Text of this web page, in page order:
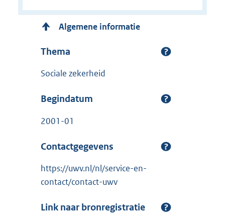
Algemene informatie
Thema
Sociale zekerheid
Begindatum
2001-01
Contactgegevens
https://uwv.nl/nl/service-en-
contact/contact-uwv
Link naar bronregistratie